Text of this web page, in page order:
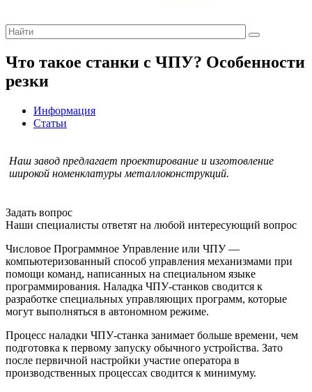
Что такое станки с ЧПУ? Особенности
резки
Информация
Статьи
Наш завод предлагает проектирование и изготовление
широкой номенклатуры металлоконструкций.
Задать вопрос
Наши специалисты ответят на любой интересующий вопрос
Числовое Программное Управление или ЧПУ —
компьютеризованный способ управления механизмами при
помощи команд, написанных на специальном языке
программирования. Наладка ЧПУ-станков сводится к
разработке специальных управляющих программ, которые
могут выполняться в автономном режиме.
Процесс наладки ЧПУ-станка занимает больше времени, чем
подготовка к первому запуску обычного устройства. Зато
после первичной настройки участие оператора в
производственных процессах сводится к минимуму.